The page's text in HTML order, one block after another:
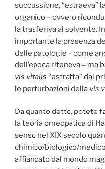
succussione, “estraeva” la
organico – ovvero
la trasferiva al solvente.
importante la presenza
delle patologie – come
dell’epoca riteneva – ma
vis vitalis “estratta” dal
le perturbazioni della vis
Da quanto detto, potete
la teoria omeopatica di
senso nel XIX secolo
chimico/biologico/
affiancato dal mondo